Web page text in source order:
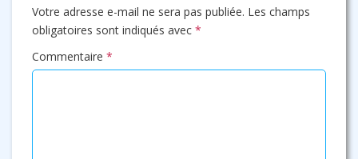
Votre adresse e-mail ne sera pas publiée. Les champs
obligatoires sont indiqués avec *
Commentaire *